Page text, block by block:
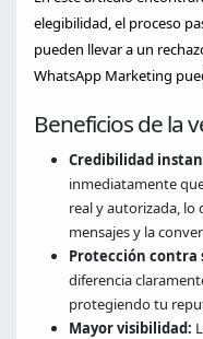
elegibilidad, el proceso
pueden llevar a un
WhatsApp Marketing
Beneficios de la
Credibilidad
inmediatamente
real y autorizada, lo
mensajes y la
Protección contra
diferencia
protegiendo tu
Mayor visibilidad: